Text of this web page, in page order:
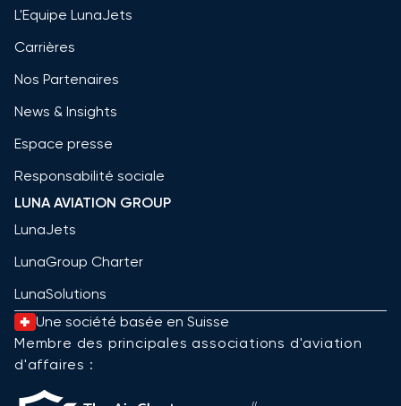
L'Equipe LunaJets
Carrières
Nos Partenaires
News & Insights
Espace presse
Responsabilité sociale
LUNA AVIATION GROUP
LunaJets
LunaGroup Charter
LunaSolutions
Une société basée en Suisse
Membre des principales associations d'aviation
d'affaires :